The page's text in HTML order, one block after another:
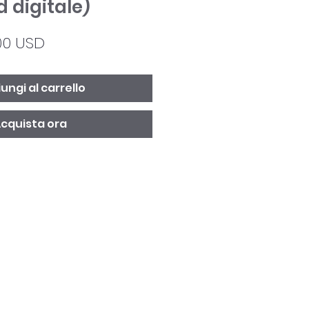
digitale)
USD
al carrello
ora